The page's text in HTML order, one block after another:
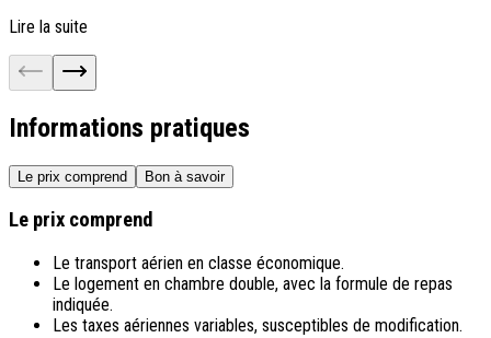
Lire la suite
Informations pratiques
Le prix comprend Bon à savoir
Le prix comprend
Le transport aérien en classe économique.
Le logement en chambre double, avec la formule de repas
indiquée.
Les taxes aériennes variables, susceptibles de modification.